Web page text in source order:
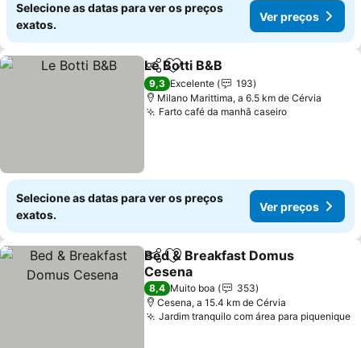
Selecione as datas para ver os preços
exatos.
Ver preços
PartilharAdicionar aos favoritos
Le Botti B&B
9,3 Excelente
193
Milano Marittima, a 6.5 km de Cérvia
Farto café da manhã caseiroVer preços
Selecione as datas para ver os preços
exatos.
Ver preços
PartilharAdicionar aos favoritos
Bed & Breakfast Domus
Cesena
Ver preços
8,4 Muito boa
353
Cesena, a 15.4 km de Cérvia
Jardim tranquilo com área para piquenique